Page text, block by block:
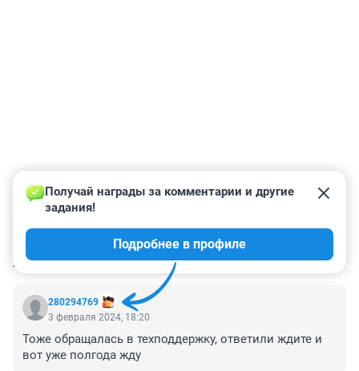
КОММЕНТАРИИ 25
280294769
Получай награды за комментарии и другие
задания!
Подробнее в профиле
3 февраля 2024, 18:20
Тоже обращалась в техподдержку, ответили ждите и
вот уже полгода жду